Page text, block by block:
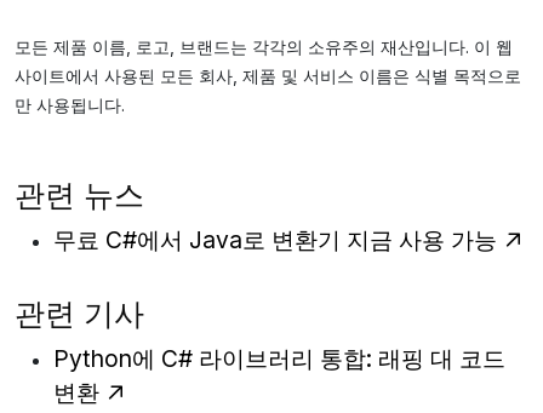
모든 제품 이름, 로고, 브랜드는 각각의 소유주의 재산입니다. 이 웹
사이트에서 사용된 모든 회사, 제품 및 서비스 이름은 식별 목적으로
만 사용됩니다.
관련 뉴스
무료 C#에서 Java로 변환기 지금 사용 가능
관련 기사
Python에 C# 라이브러리 통합: 래핑 대 코드
변환